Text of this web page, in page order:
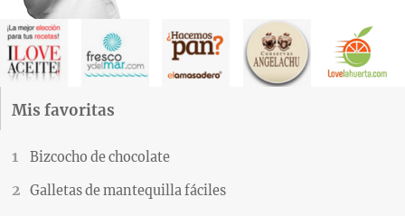
Mis favoritas
Bizcocho de chocolate
Galletas de mantequilla fáciles